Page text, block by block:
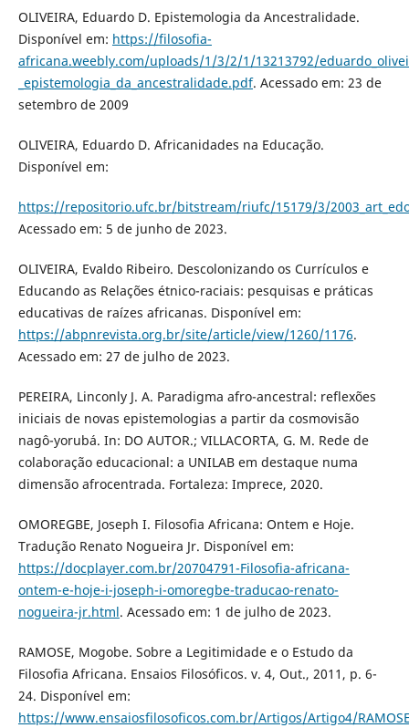
OLIVEIRA, Eduardo D. Epistemologia da Ancestralidade.
Disponível em: https://filosofia-
africana.weebly.com/uploads/1/3/2/1/13213792/
_epistemologia_da_ancestralidade.pdf. Acessado em: 23 de
setembro de 2009
OLIVEIRA, Eduardo D. Africanidades na Educação.
Disponível em:
https://repositorio.ufc.br/bitstream/riufc/15179/3/
Acessado em: 5 de junho de 2023.
OLIVEIRA, Evaldo Ribeiro. Descolonizando os Currículos e
Educando as Relações étnico-raciais: pesquisas e práticas
educativas de raízes africanas. Disponível em:
https://abpnrevista.org.br/site/article/view/1260/1176.
Acessado em: 27 de julho de 2023.
PEREIRA, Linconly J. A. Paradigma afro-ancestral: reflexões
iniciais de novas epistemologias a partir da cosmovisão
nagô-yorubá. In: DO AUTOR.; VILLACORTA, G. M. Rede de
colaboração educacional: a UNILAB em destaque numa
dimensão afrocentrada. Fortaleza: Imprece, 2020.
OMOREGBE, Joseph I. Filosofia Africana: Ontem e Hoje.
Tradução Renato Nogueira Jr. Disponível em:
https://docplayer.com.br/20704791-Filosofia-africana-
ontem-e-hoje-i-joseph-i-omoregbe-traducao-renato-
nogueira-jr.html. Acessado em: 1 de julho de 2023.
RAMOSE, Mogobe. Sobre a Legitimidade e o Estudo da
Filosofia Africana. Ensaios Filosóficos. v. 4, Out., 2011, p. 6-
24. Disponível em:
https://www.ensaiosfilosoficos.com.br/Artigos/Artigo4/